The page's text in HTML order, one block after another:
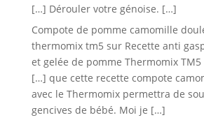
[…] Dérouler votre génoise. […]
Compote de pomme camomille
thermomix tm5 sur Recette anti
et gelée de pomme Thermomix TM5
[…] que cette recette compote
avec le Thermomix permettra de
gencives de bébé. Moi je […]